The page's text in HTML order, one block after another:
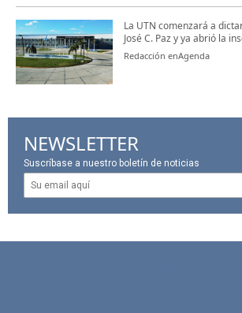
La UTN comenzará a
José C. Paz y ya abrió la
Redacción enAgenda
NEWSLETTER
Suscríbase a nuestro boletín de noticias